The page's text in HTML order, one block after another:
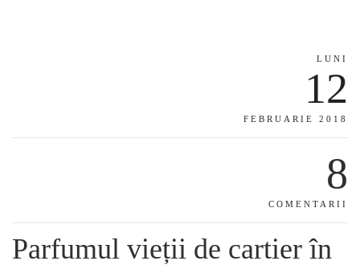
LUNI
12
FEBRUARIE 2018
8
COMENTARII
Parfumul vieții de cartier în